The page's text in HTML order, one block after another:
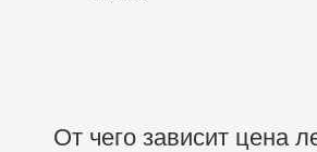
От чего зависит цена